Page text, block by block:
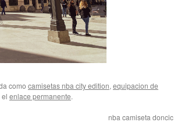
como camisetas nba city edition, equipacion de
el enlace permanente.
nba camiseta doncic